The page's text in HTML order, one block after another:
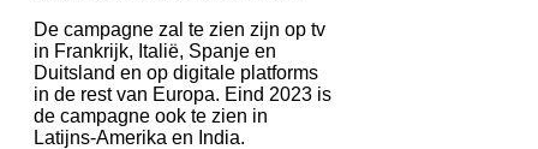
De campagne zal te zien zijn op tv
in Frankrijk, Italië, Spanje en
Duitsland en op digitale platforms
in de rest van Europa. Eind 2023 is
de campagne ook te zien in
Latijns-Amerika en India.